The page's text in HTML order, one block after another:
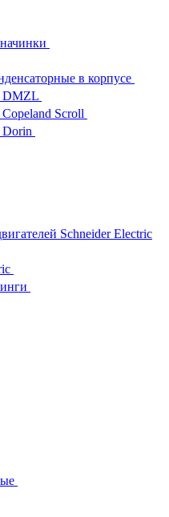
в корпусе
DMZL
Scroll
Schneider Electric